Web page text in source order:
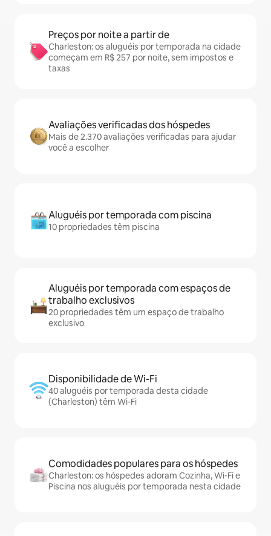
Preços por noite a partir de
Charleston: os aluguéis por temporada na cidade
começam em R$ 257 por noite, sem impostos e
taxas
Avaliações verificadas dos hóspedes
Mais de 2.370 avaliações verificadas para ajudar
você a escolher
Aluguéis por temporada com piscina
10 propriedades têm piscina
Aluguéis por temporada com espaços de
trabalho exclusivos
20 propriedades têm um espaço de trabalho
exclusivo
Disponibilidade de Wi-Fi
40 aluguéis por temporada desta cidade
(Charleston) têm Wi-Fi
Comodidades populares para os hóspedes
Charleston: os hóspedes adoram Cozinha, Wi-Fi e
Piscina nos aluguéis por temporada nesta cidade